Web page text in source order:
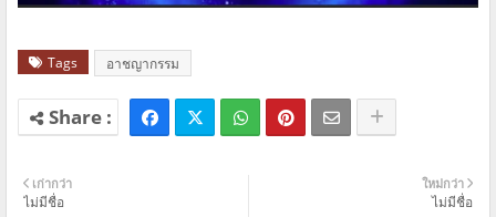
Tags อาชญากรรม
ใหม่กว่า
ไม่มีชื่อ
เก่ากว่า
ไม่มีชื่อ